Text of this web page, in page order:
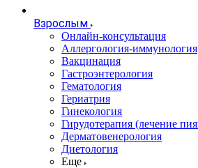
Взрослым
Онлайн-консультация
Аллергология-иммунология
Вакцинация
Гастроэнтерология
Гематология
Гериатрия
Гинекология
Гирудотерапия (лечение
Дерматовенерология
Диетология
Еще